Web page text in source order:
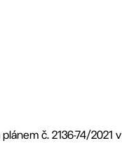
č. 2136-74/2021 v